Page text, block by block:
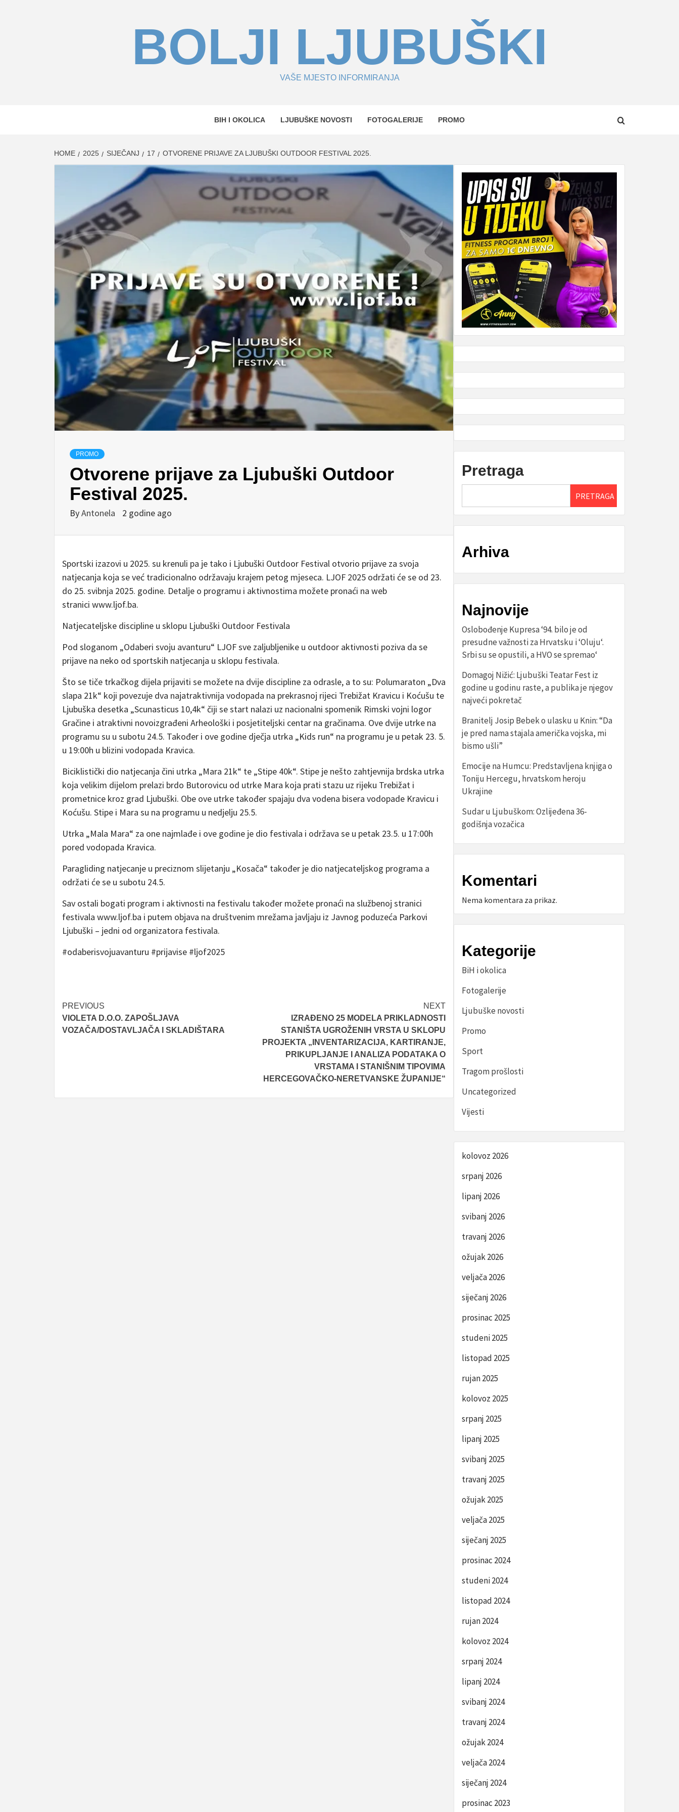
BOLJI LJUBUŠKI
VAŠE MJESTO INFORMIRANJA
BIH I OKOLICA LJUBUŠKE NOVOSTI FOTOGALERIJE PROMO
HOME 2025 SIJEČANJ 17 OTVORENE PRIJAVE ZA LJUBUŠKI OUTDOOR FESTIVAL 2025.
PROMO
Otvorene prijave za Ljubuški Outdoor
Festival 2025.
ByAntonela 2 godine ago
Sportski izazovi u 2025. su krenuli pa je tako i Ljubuški Outdoor Festival otvorio prijave za svoja
natjecanja koja se već tradicionalno održavaju krajem petog mjeseca. LJOF 2025 održati će se od 23.
do 25. svibnja 2025. godine. Detalje o programu i aktivnostima možete pronaći na web
stranici www.ljof.ba.
Natjecateljske discipline u sklopu Ljubuški Outdoor Festivala
Pod sloganom „Odaberi svoju avanturu“ LJOF sve zaljubljenike u outdoor aktivnosti poziva da se
prijave na neko od sportskih natjecanja u sklopu festivala.
Što se tiče trkačkog dijela prijaviti se možete na dvije discipline za odrasle, a to su: Polumaraton „Dva
slapa 21k“ koji povezuje dva najatraktivnija vodopada na prekrasnoj rijeci Trebižat Kravicu i Koćušu te
Ljubuška desetka „Scunasticus 10,4k“ čiji se start nalazi uz nacionalni spomenik Rimski vojni logor
Gračine i atraktivni novoizgrađeni Arheološki i posjetiteljski centar na gračinama. Ove dvije utrke na
programu su u subotu 24.5. Također i ove godine dječja utrka „Kids run“ na programu je u petak 23. 5.
u 19:00h u blizini vodopada Kravica.
Biciklistički dio natjecanja čini utrka „Mara 21k“ te „Stipe 40k“. Stipe je nešto zahtjevnija brdska utrka
koja velikim dijelom prelazi brdo Butorovicu od utrke Mara koja prati stazu uz rijeku Trebižat i
prometnice kroz grad Ljubuški. Obe ove utrke također spajaju dva vodena bisera vodopade Kravicu i
Koćušu. Stipe i Mara su na programu u nedjelju 25.5.
Utrka „Mala Mara“ za one najmlađe i ove godine je dio festivala i održava se u petak 23.5. u 17:00h
pored vodopada Kravica.
Paragliding natjecanje u preciznom slijetanju „Kosača“ također je dio natjecateljskog programa a
održati će se u subotu 24.5.
Sav ostali bogati program i aktivnosti na festivalu također možete pronaći na službenoj stranici
festivala www.ljof.ba i putem objava na društvenim mrežama javljaju iz Javnog poduzeća Parkovi
Ljubuški – jedni od organizatora festivala.
#odaberisvojuavanturu #prijavise #ljof2025
Post
navigation
PREVIOUS
VIOLETA D.O.O. ZAPOŠLJAVA
VOZAČA/DOSTAVLJAČA I SKLADIŠTARA
NEXT
IZRAĐENO 25 MODELA PRIKLADNOSTI
STANIŠTA UGROŽENIH VRSTA U SKLOPU
PROJEKTA „INVENTARIZACIJA, KARTIRANJE,
PRIKUPLJANJE I ANALIZA PODATAKA O
VRSTAMA I STANIŠNIM TIPOVIMA
HERCEGOVAČKO-NERETVANSKE ŽUPANIJE“
Pretraga
PRETRAGA
Arhiva
Najnovije
Oslobođenje Kupresa ‘94. bilo je od
presudne važnosti za Hrvatsku i ‘Oluju‘.
Srbi su se opustili, a HVO se spremao‘
Domagoj Nižić: Ljubuški Teatar Fest iz
godine u godinu raste, a publika je njegov
najveći pokretač
Branitelj Josip Bebek o ulasku u Knin: “Da
je pred nama stajala američka vojska, mi
bismo ušli”
Emocije na Humcu: Predstavljena knjiga o
Toniju Hercegu, hrvatskom heroju
Ukrajine
Sudar u Ljubuškom: Ozlijeđena 36-
godišnja vozačica
Komentari
Nema komentara za prikaz.
Kategorije
BiH i okolica
Fotogalerije
Ljubuške novosti
Promo
Sport
Tragom prošlosti
Uncategorized
Vijesti
kolovoz 2026
srpanj 2026
lipanj 2026
svibanj 2026
travanj 2026
ožujak 2026
veljača 2026
siječanj 2026
prosinac 2025
studeni 2025
listopad 2025
rujan 2025
kolovoz 2025
srpanj 2025
lipanj 2025
svibanj 2025
travanj 2025
ožujak 2025
veljača 2025
siječanj 2025
prosinac 2024
studeni 2024
listopad 2024
rujan 2024
kolovoz 2024
srpanj 2024
lipanj 2024
svibanj 2024
travanj 2024
ožujak 2024
veljača 2024
siječanj 2024
prosinac 2023